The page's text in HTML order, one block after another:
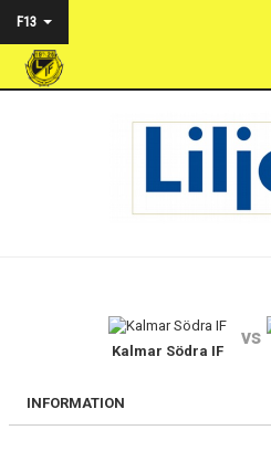
F13
KONTAKT
Kalmar Södra IF
vs
INFORMATION